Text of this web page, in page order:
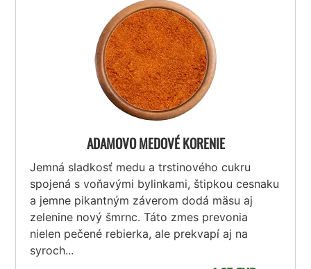
ADAMOVO MEDOVÉ KORENIE
Jemná sladkosť medu a trstinového cukru
spojená s voňavými bylinkami, štipkou cesnaku
a jemne pikantným záverom dodá mäsu aj
zelenine nový šmrnc. Táto zmes prevonia
nielen pečené rebierka, ale prekvapí aj na
syroch...